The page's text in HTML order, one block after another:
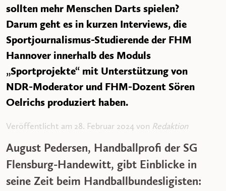
sollten mehr Menschen Darts spielen?
Darum geht es in kurzen Interviews, die
Sportjournalismus-Studierende der FHM
Hannover innerhalb des Moduls
„Sportprojekte“ mit Unterstützung von
NDR-Moderator und FHM-Dozent Sören
Oelrichs produziert haben.
Veröffentlicht am 28. Februar 2024 von Redaktion
August Pedersen, Handballprofi der SG
Flensburg-Handewitt, gibt Einblicke in
seine Zeit beim Handballbundesligisten: